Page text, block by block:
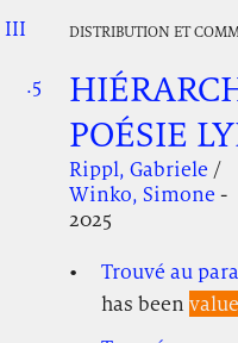
III DISTRIBUTION ET
.5
POÉSIE
Rippl, Gabriele /
Winko, Simone -
2025
Trouvé au
has been value